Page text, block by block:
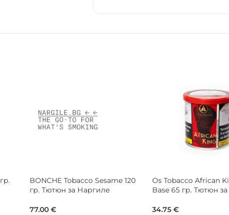
Al Fakher Tobacco Grape 35 гр.
Тютюн за Наргиле
9.70€
NEW
Holster Tobacco